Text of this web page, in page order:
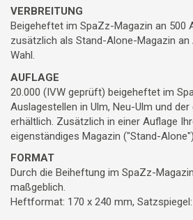
VERBREITUNG
Beigeheftet im SpaZz-Magazin an 500
zusätzlich als Stand-Alone-Magazin
Wahl.
AUFLAGE
20.000 (IVW geprüft) beigeheftet im
Auslagestellen in Ulm, Neu-Ulm und
erhältlich. Zusätzlich in einer Auflage
eigenständiges Magazin ("Stand-
FORMAT
Durch die Beiheftung im SpaZz-
maßgeblich.
Heftformat: 170 x 240 mm,